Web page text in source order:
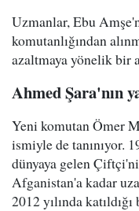
Uzmanlar, Ebu
komutanlığından
azaltmaya yönelik bir
Ahmed Şara'nın
Yeni komutan Ömer
ismiyle de tanınıyor.
dünyaya gelen
Afganistan'a kadar
2012 yılında